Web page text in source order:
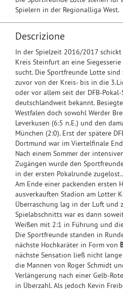
Spielern in der Regionalliga West.
Descrizione
In der Spielzeit 2016/2017 schickt
Kreis Steinfurt an eine
sucht. Die Sportfreunde Lotte
zuvor von der Kreis- bis in die
oder vor allem seit der DFB-
deutschlandweit bekannt.
Westfalen doch sowohl Werder
Leverkusen (6:5 n.E.) und den
München (2:0). Erst der spätere
Dortmund war im Viertelfinale
Nach einem Sommer der
Zugängen wurde den
in der ersten Pokalrunde
Am Ende einer packenden ersten
ausverkauften Stadion am Lotter
Überraschung lag in der Luft und
Spielabschnitts war es dann
Weißen mit 2:1 in Führung und
Die Sportfreunde standen in
nächste Hochkaräter in Form von
nächste Sensation ließ nicht
die Mannen von Roger Schmidt
Verlängerung nach einer Gelb-
in Überzahl. Als jedoch Kevin